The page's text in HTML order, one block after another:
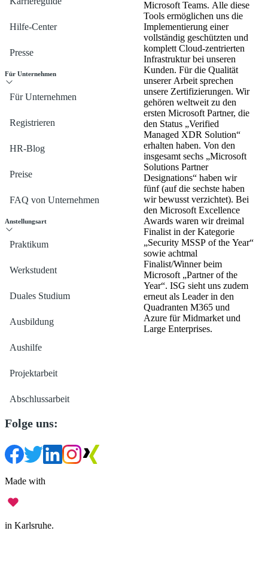
Microsoft Teams. Alle diese
Tools ermöglichen uns die
Implementierung einer
vollständig geschützten und
komplett Cloud-zentrierten
Infrastruktur bei unseren
Kunden. Für die Qualität
unserer Arbeit sprechen
unsere Zertifizierungen. Wir
gehören weltweit zu den
ersten Microsoft Partner, die
den Status „Verified
Managed XDR Solution“
erhalten haben. Von den
insgesamt sechs „Microsoft
Solutions Partner
Designations“ haben wir
fünf (auf die sechste haben
wir bewusst verzichtet). Bei
den Microsoft Excellence
Awards waren wir dreimal
Finalist in der Kategorie
„Security MSSP of the Year“
sowie achtmal
Finalist/Winner beim
Microsoft „Partner of the
Year“. ISG sieht uns zudem
erneut als Leader in den
Quadranten M365 und
Azure für Midmarket und
Large Enterprises.
Hilfe-Center
Presse
Für Unternehmen
Für Unternehmen
Registrieren
HR-Blog
Preise
FAQ von Unternehmen
Anstellungsart
Praktikum
Werkstudent
Duales Studium
Ausbildung
Aushilfe
Projektarbeit
Abschlussarbeit
Folge uns:
Made with
in Karlsruhe.